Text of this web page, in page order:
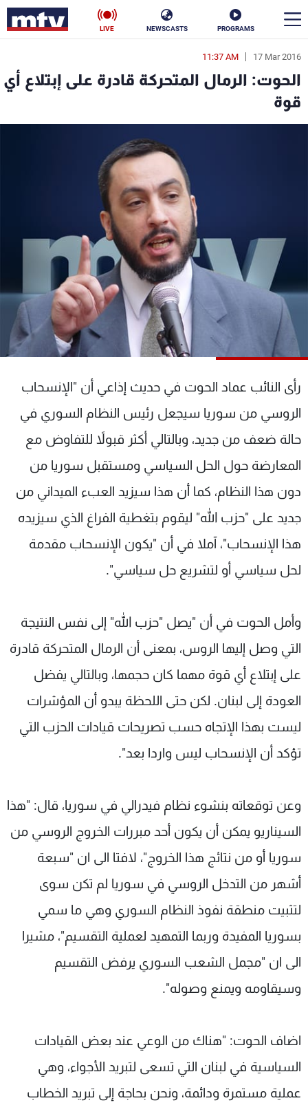
PROGRAMS
NEWSCASTS
LIVE
17 Mar 2016
11:37 AM
الحوت: الرمال المتحركة قادرة على إبتلاع أي
قوة
رأى النائب عماد الحوت في حديث إذاعي أن "الإنسحاب
الروسي من سوريا سيجعل رئيس النظام السوري في
حالة ضعف من جديد، وبالتالي أكثر قبولاً للتفاوض مع
المعارضة حول الحل السياسي ومستقبل سوريا من
دون هذا النظام، كما أن هذا سيزيد العبء الميداني من
جديد على "حزب الله" ليقوم بتغطية الفراغ الذي سيزيده
هذا الإنسحاب"، آملا في أن "يكون الإنسحاب مقدمة
لحل سياسي أو لتشريع حل سياسي".
وأمل الحوت في أن "يصل "حزب الله" إلى نفس النتيجة
التي وصل إليها الروس، بمعنى أن الرمال المتحركة قادرة
على إبتلاع أي قوة مهما كان حجمها، وبالتالي يفضل
العودة إلى لبنان. لكن حتى اللحظة يبدو أن المؤشرات
ليست بهذا الإتجاه حسب تصريحات قيادات الحزب التي
تؤكد أن الإنسحاب ليس واردا بعد".
وعن توقعاته بنشوء نظام فيدرالي في سوريا، قال: "هذا
السيناريو يمكن أن يكون أحد مبررات الخروج الروسي من
سوريا أو من نتائج هذا الخروج"، لافتا الى ان "سبعة
أشهر من التدخل الروسي في سوريا لم تكن سوى
لتثبيت منطقة نفوذ النظام السوري وهي ما سمي
بسوريا المفيدة وربما التمهيد لعملية التقسيم"، مشيرا
الى ان "مجمل الشعب السوري يرفض التقسيم
وسيقاومه ويمنع وصوله".
اضاف الحوت: "هناك من الوعي عند بعض القيادات
السياسية في لبنان التي تسعى لتبريد الأجواء، وهي
عملية مستمرة ودائمة، ونحن بحاجة إلى تبريد الخطاب
en
الأخبار
سياسة ناس
فن
رياضة
البرامج
جدول البرامج
شاهد البرامج
الترددات
عن MTV
لاعلاناتكم
وظائف
شروط الإسـتخدام
سياسة الخصوصية